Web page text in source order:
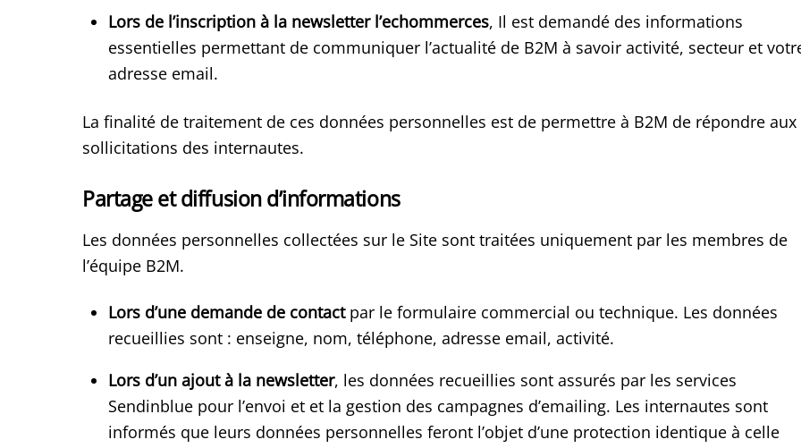
Lors de l’inscription à la newsletter l’echommerces, Il est demandé des informations
essentielles permettant de communiquer l’actualité de B2M à savoir activité, secteur et
adresse email.
La finalité de traitement de ces données personnelles est de permettre à B2M de répondre aux
sollicitations des internautes.
Partage et diffusion d’informations
Les données personnelles collectées sur le Site sont traitées uniquement par les membres de
l’équipe B2M.
Lors d’une demande de contactpar le formulaire commercial ou technique. Les données
recueillies sont : enseigne, nom, téléphone, adresse email, activité.
Lors d’un ajout à la newsletter, les données recueillies sont assurés par les services
Sendinblue pour l’envoi et et la gestion des campagnes d’emailing. Les internautes sont
informés que leurs données personnelles feront l’objet d’une protection identique à celle